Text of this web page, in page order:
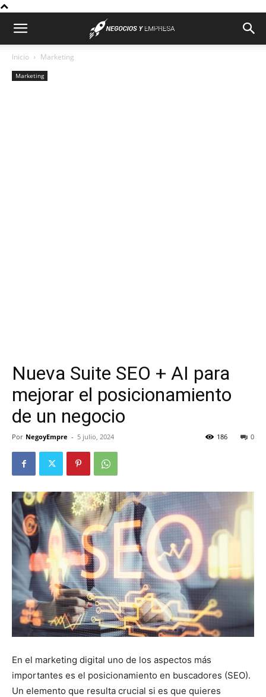
Inicio Marketing
Marketing
Nueva Suite SEO + AI para
mejorar el posicionamiento
de un negocio
Por NegoyEmpre - 5 julio, 2024 0
186
En el marketing digital uno de los aspectos más
importantes es el posicionamiento en buscadores (SEO).
Un elemento que resulta crucial si es que quieres